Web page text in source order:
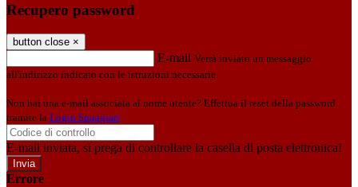
Recupero password
button close ×
E-mail Verrà inviato un messaggio
all'indirizzo indicato con le istruzioni necessarie.
Non hai una e-mail associata al nome utente? Effettua il reset della password
tramite la Login Spaggiari
E-mail inviata, si prega di controllare la casella di posta elettronica!
Errore